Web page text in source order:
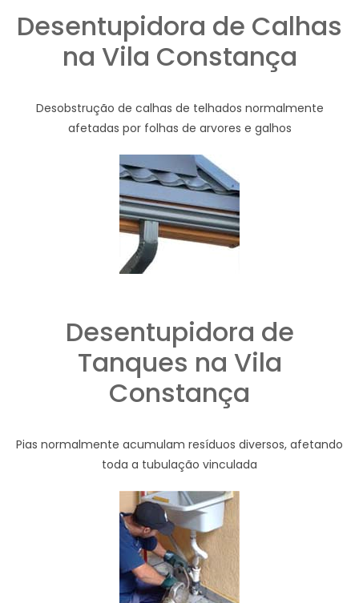
Desentupidora de Calhas
na Vila Constança
Desobstrução de calhas de telhados normalmente
afetadas por folhas de arvores e galhos
Desentupidora de
Tanques na Vila
Constança
Pias normalmente acumulam resíduos diversos, afetando
toda a tubulação vinculada